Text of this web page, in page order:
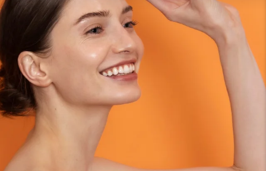
Zaloguj
Profil użytkownika
Moje urządzenia
Moje zamówienia
Moje adresy
Moje subskrypcje